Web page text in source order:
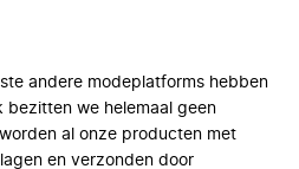
andere modeplatforms hebben
bezitten we helemaal geen
al onze producten met
en verzonden door